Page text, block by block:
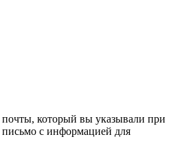
почты, который вы указывали при
с информацией для